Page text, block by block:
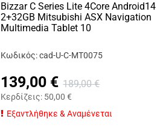
Bizzar C Series Lite 4Core Android14
2+32GB Mitsubishi ASX Navigation
Multimedia Tablet 10
Κωδικός: cad-U-C-MT0075
139,00 € 189,00 €
Κερδίζεις: 50,00 €
Εξαντλήθηκε & Αναμένεται